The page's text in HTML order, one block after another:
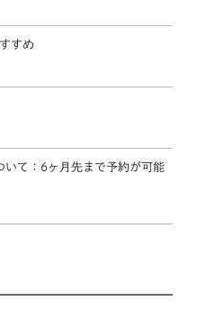
すめ
いて：6ヶ月先まで予約が可能